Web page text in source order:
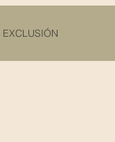
EXCLUSIÓN